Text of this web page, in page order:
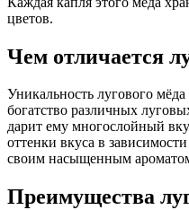
цветов.
Чем отличается
Уникальность лугового
богатство различных
дарит ему многослойный
оттенки вкуса в
своим насыщенным
Преимущества